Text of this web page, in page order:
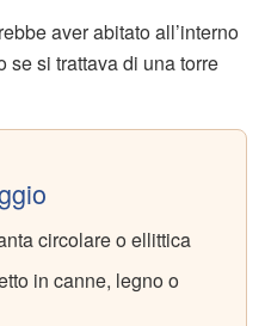
aver abitato all’interno
se si trattava di una torre
circolare o ellittica
in canne, legno o